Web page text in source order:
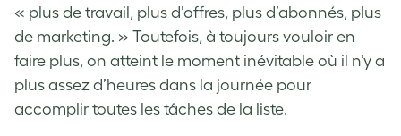
« plus de travail, plus d’offres, plus d’abonnés, plus
de marketing. » Toutefois, à toujours vouloir en
faire plus, on atteint le moment inévitable où il n’y a
plus assez d’heures dans la journée pour
accomplir toutes les tâches de la liste.